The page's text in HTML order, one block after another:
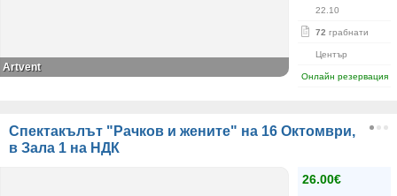
22.10
72 грабнати
Център
Онлайн резервация
Artvent
Спектакълът "Рачков и жените" на 16 Октомври,
в Зала 1 на НДК
26.00€